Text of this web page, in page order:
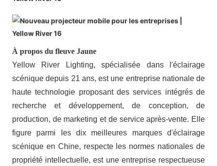
À propos du fleuve Jaune
Yellow River Lighting, spécialisée dans l'éclairage
scénique depuis 21 ans, est une entreprise nationale de
haute technologie proposant des services intégrés de
recherche et développement, de conception, de
production, de marketing et de service après-vente. Elle
figure parmi les dix meilleures marques d'éclairage
scénique en Chine, respecte les normes nationales de
propriété intellectuelle, est une entreprise respectueuse